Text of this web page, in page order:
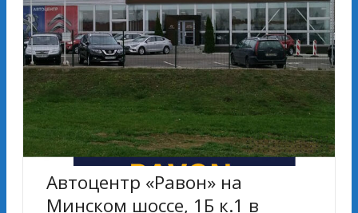
Автоцентр «Равон» на
Минском шоссе, 1Б к.1 в